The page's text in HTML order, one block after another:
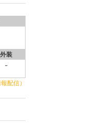
外装
-
配信）